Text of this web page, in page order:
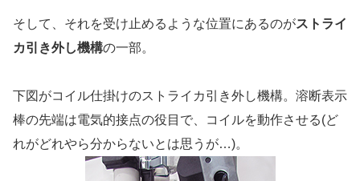
そして、それを受け止めるような位置にあるのがストライ
カ引き外し機構の一部。
下図がコイル仕掛けのストライカ引き外し機構。溶断表示
棒の先端は電気的接点の役目で、コイルを動作させる(ど
れがどれやら分からないとは思うが…)。